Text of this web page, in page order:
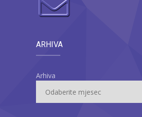
-- Obavještenja za roditelje
Mala škola sporta
Kontakt
ARHIVA
Arhiva